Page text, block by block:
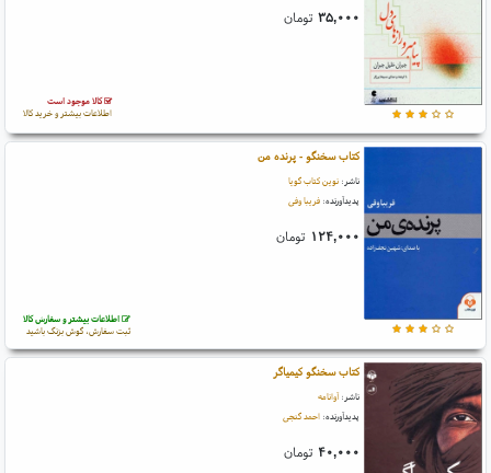
۳۵,۰۰۰ تومان
کالا موجود است
اطلاعات بیشتر و خرید کالا
کتاب سخنگو - پرنده من
ناشر: نوین کتاب گویا
پدیدآورنده: فریبا وفی
۱۲۴,۰۰۰ تومان
اطلاعات بیشتر و سفارش کالا
ثبت سفارش، گوش بزنگ باشید
کتاب سخنگو کیمیاگر
ناشر: آوانامه
پدیدآورنده: احمد گنجی
۴۰,۰۰۰ تومان